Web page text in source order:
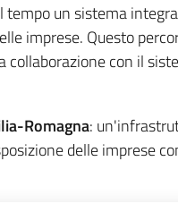
un sistema
imprese. Questo
collaborazione con il
Romagna:
delle imprese